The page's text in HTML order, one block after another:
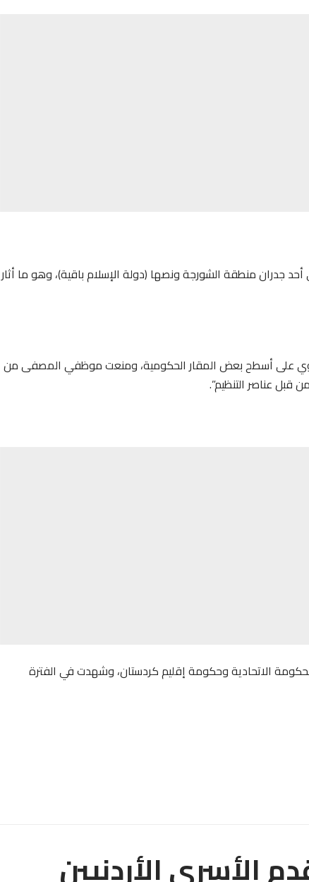
جدران منطقة الشورجة ونصها (دولة الإسلام باقية)، وهو ما أثار
على أسطح بعض المقار الحكومية، ومنعت موظفي المصفى من
قبل عناصر التنظيم”.
الاتحادية وحكومة إقليم كردستان، وشهدت في الفترة
الأسرى الأردنيين